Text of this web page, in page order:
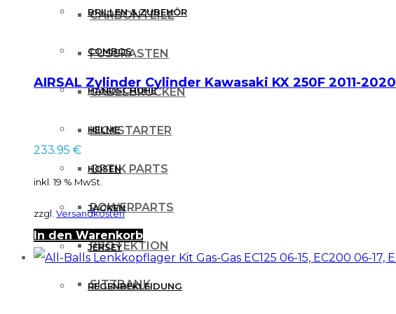
CARBONTEILE
FUSSRASTEN
GABELBRÜCKEN
KICKSTARTER
OPTIK PARTS
POWERPARTS
PROTEKTION
SITZBANK
BRILLEN & ZUBEHÖR
COMBOS
HANDSCHUHE
HELME
HOSEN
JACKEN
JERSEY
REGENBEKLEIDUNG
AIRSAL Zylinder Cylinder Kawasaki KX 250F 2011-2020
233.95 €
inkl. 19 % MwSt.
zzgl. Versandkosten
In den Warenkorb